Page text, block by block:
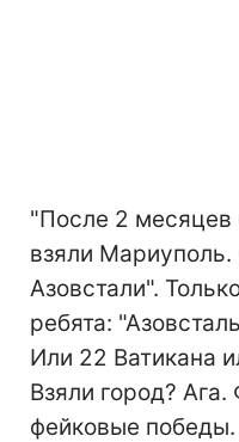
"После 2 месяцев
взяли
Азовстали".
ребята:
Или 22 Ватикана
Взяли город?
фейковые